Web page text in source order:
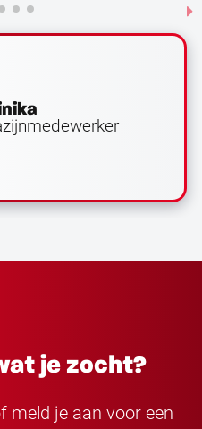
je zocht?
meld je aan voor een